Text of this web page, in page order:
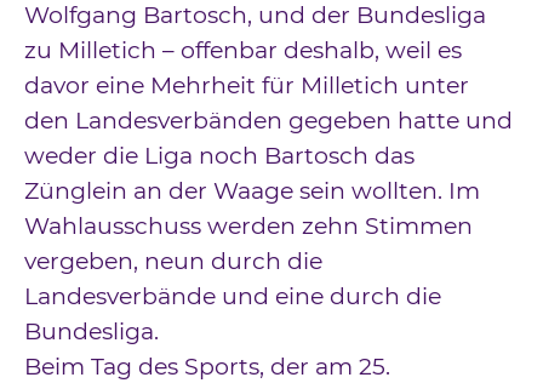
Wolfgang Bartosch, und der Bundesliga
zu Milletich – offenbar deshalb, weil es
davor eine Mehrheit für Milletich unter
den Landesverbänden gegeben hatte und
weder die Liga noch Bartosch das
Zünglein an der Waage sein wollten. Im
Wahlausschuss werden zehn Stimmen
vergeben, neun durch die
Landesverbände und eine durch die
Bundesliga.
Beim Tag des Sports, der am 25.